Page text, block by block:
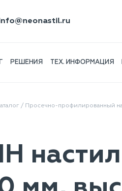
РЕШЕНИЯ ТЕХ. ИНФОРМАЦИЯ
/ Просечно-профилированный